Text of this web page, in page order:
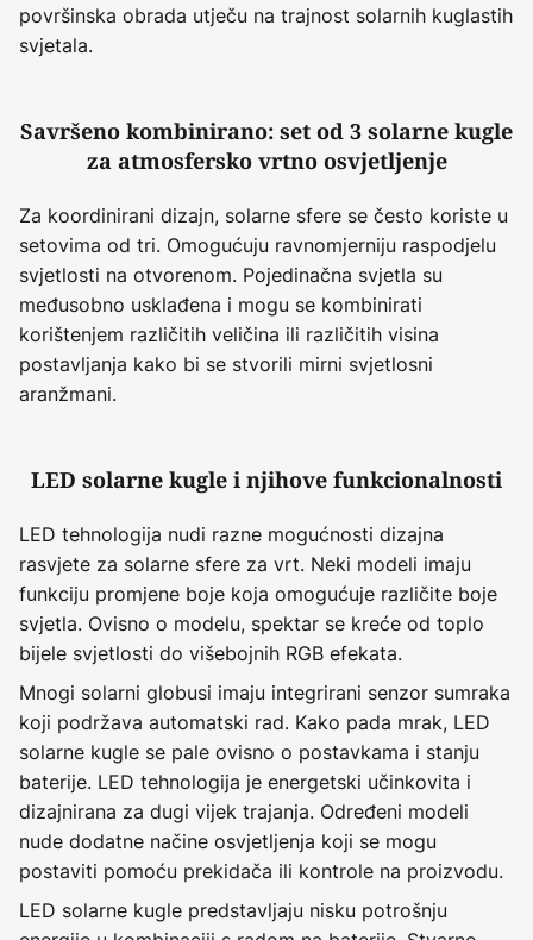
površinska obrada utječu na trajnost solarnih kuglastih
svjetala.
Savršeno kombinirano: set od 3 solarne kugle
za atmosfersko vrtno osvjetljenje
Za koordinirani dizajn, solarne sfere se često koriste u
setovima od tri. Omogućuju ravnomjerniju raspodjelu
svjetlosti na otvorenom. Pojedinačna svjetla su
međusobno usklađena i mogu se kombinirati
korištenjem različitih veličina ili različitih visina
postavljanja kako bi se stvorili mirni svjetlosni
aranžmani.
LED solarne kugle i njihove funkcionalnosti
LED tehnologija nudi razne mogućnosti dizajna
rasvjete za solarne sfere za vrt. Neki modeli imaju
funkciju promjene boje koja omogućuje različite boje
svjetla. Ovisno o modelu, spektar se kreće od toplo
bijele svjetlosti do višebojnih RGB efekata.
Mnogi solarni globusi imaju integrirani senzor sumraka
koji podržava automatski rad. Kako pada mrak, LED
solarne kugle se pale ovisno o postavkama i stanju
baterije. LED tehnologija je energetski učinkovita i
dizajnirana za dugi vijek trajanja. Određeni modeli
nude dodatne načine osvjetljenja koji se mogu
postaviti pomoću prekidača ili kontrole na proizvodu.
LED solarne kugle predstavljaju nisku potrošnju